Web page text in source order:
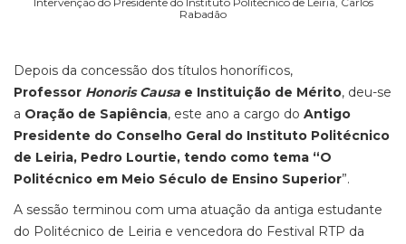
Rabadão
Depois da concessão dos títulos honoríficos,
Professor Honoris Causa e Instituição de Mérito, deu-se
a Oração de Sapiência, este ano a cargo do Antigo
Presidente do Conselho Geral do Instituto Politécnico
de Leiria, Pedro Lourtie, tendo como tema “O
Politécnico em Meio Século de Ensino Superior”.
A sessão terminou com uma atuação da antiga estudante
do Politécnico de Leiria e vencedora do Festival RTP da